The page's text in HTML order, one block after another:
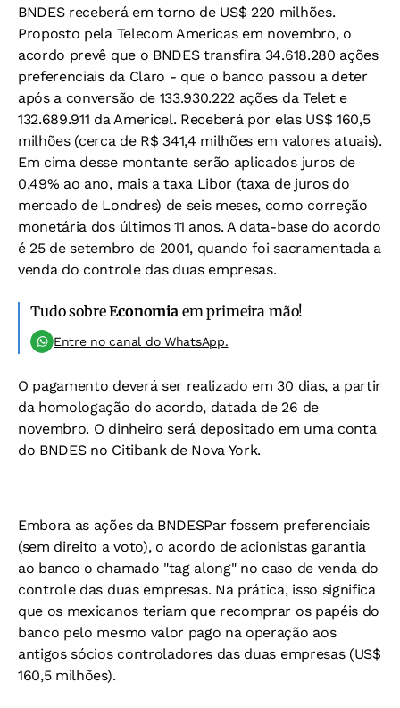
BNDES receberá em torno de US$ 220 milhões.
Proposto pela Telecom Americas em novembro, o
acordo prevê que o BNDES transfira 34.618.280 ações
preferenciais da Claro - que o banco passou a deter
após a conversão de 133.930.222 ações da Telet e
132.689.911 da Americel. Receberá por elas US$ 160,5
milhões (cerca de R$ 341,4 milhões em valores atuais).
Em cima desse montante serão aplicados juros de
0,49% ao ano, mais a taxa Libor (taxa de juros do
mercado de Londres) de seis meses, como correção
monetária dos últimos 11 anos. A data-base do acordo
é 25 de setembro de 2001, quando foi sacramentada a
venda do controle das duas empresas.
Tudo sobreEconomiaem primeira mão!
Entre no canal do WhatsApp.
O pagamento deverá ser realizado em 30 dias, a partir
da homologação do acordo, datada de 26 de
novembro. O dinheiro será depositado em uma conta
do BNDES no Citibank de Nova York.
Embora as ações da BNDESPar fossem preferenciais
(sem direito a voto), o acordo de acionistas garantia
ao banco o chamado "tag along" no caso de venda do
controle das duas empresas. Na prática, isso significa
que os mexicanos teriam que recomprar os papéis do
banco pelo mesmo valor pago na operação aos
antigos sócios controladores das duas empresas (US$
160,5 milhões).